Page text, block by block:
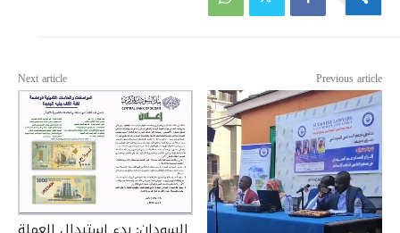
Previous article
Next article